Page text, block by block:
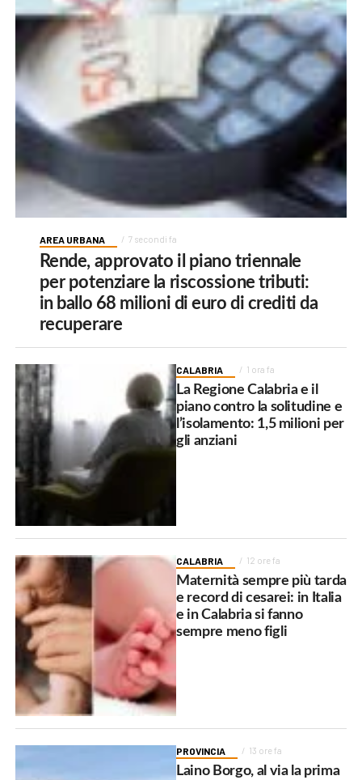
AREA URBANA 7 secondi fa
Rende, approvato il piano triennale
per potenziare la riscossione tributi:
in ballo 68 milioni di euro di crediti da
recuperare
CALABRIA 1 ora fa
La Regione Calabria e il
piano contro la solitudine e
l’isolamento: 1,5 milioni per
gli anziani
CALABRIA 12 ore fa
Maternità sempre più tarda
e record di cesarei: in Italia
e in Calabria si fanno
sempre meno figli
PROVINCIA 13 ore fa
Laino Borgo, al via la prima